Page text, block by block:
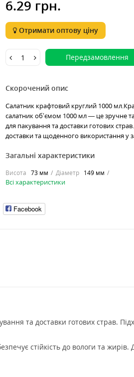
6.29 грн.
Отримати оптову ціну
Передзамовлення
Скорочений опис
Салатник крафтовий круглий 1000
салатник об’ємом 1000 мл — це зручне
для пакування та доставки готових
доставки та щоденного використання у
Загальні характеристики
Висота 73 мм Діаметр 149 мм
Всі характеристики
Facebook
та доставки готових страв.
стійкість до вологи та